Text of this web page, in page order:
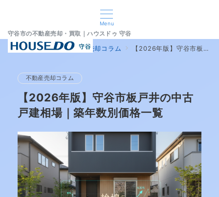
Menu
守谷市の不動産売却・買取｜ハウスドゥ 守谷
home ブログ 不動産売却コラム 【2026年版】守谷市板戸井の中古戸建相場｜築年数別価格一覧
不動産売却コラム
【2026年版】守谷市板戸井の中古
戸建相場｜築年数別価格一覧